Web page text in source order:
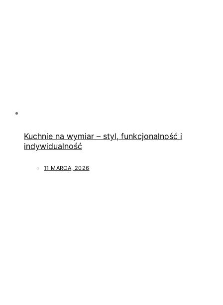
Kuchnie na wymiar – styl, funkcjonalność i
indywidualność
11 MARCA, 2026